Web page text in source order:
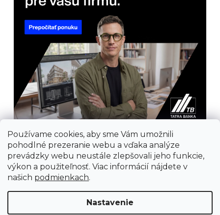
Používame cookies, aby sme Vám umožnili
pohodlné prezeranie webu a vďaka analýze
prevádzky webu neustále zlepšovali jeho funkcie,
výkon a použiteľnosť. Viac informácií nájdete v
našich podmienkach.
Nastavenie